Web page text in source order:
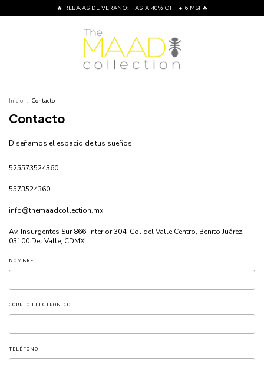
🔥 REBAJAS DE VERANO: HASTA 40% OFF + 6 MSI 🔥
Inicio . Contacto
Contacto
Diseñamos el espacio de tus sueños
525573524360
5573524360
info@themaadcollection.mx
Av. Insurgentes Sur 866-Interior 304, Col del Valle Centro, Benito Juárez,
03100 Del Valle, CDMX
NOMBRE
CORREO ELECTRÓNICO
TELÉFONO